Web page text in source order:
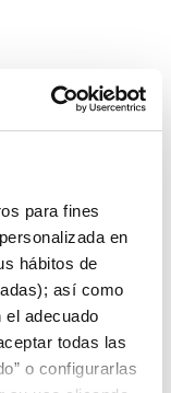
para fines
en
hábitos de
así como
adecuado
todas las
o configurarlas